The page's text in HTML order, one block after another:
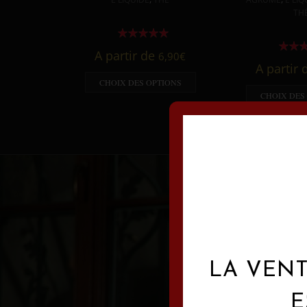
A partir de 6,90€
CHOIX DES OPTIONS
A partir
CHOIX DES
LA